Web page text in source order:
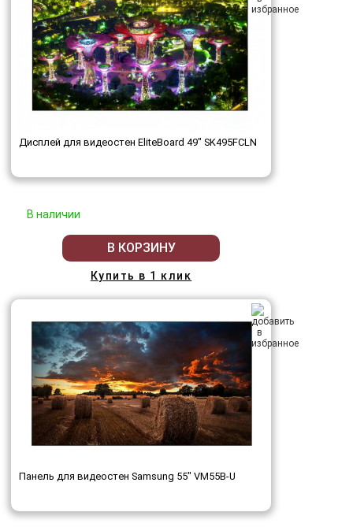
Дисплей для видеостен EliteBoard 49" SK495FCLN
В наличии
В КОРЗИНУ
Купить в 1 клик
Панель для видеостен Samsung 55" VM55B-U